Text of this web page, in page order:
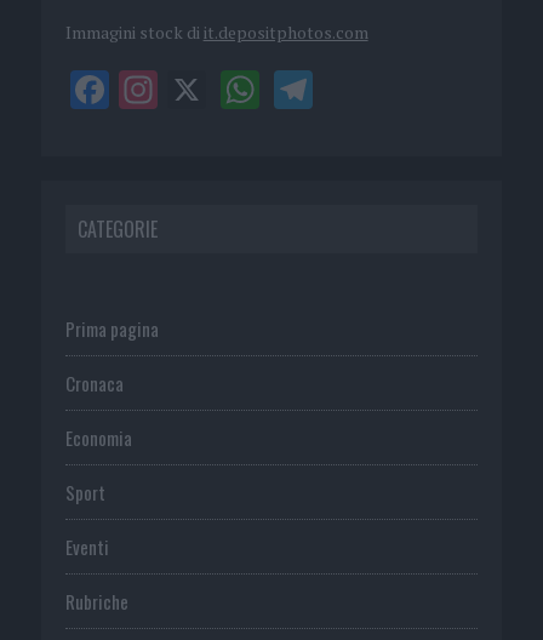
Immagini stock di it.depositphotos.com
CATEGORIE
Prima pagina
Cronaca
Economia
Sport
Eventi
Rubriche